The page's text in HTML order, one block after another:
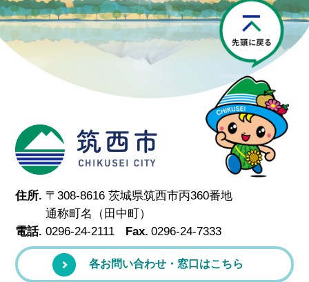
筑西市
住所. 〒308-8616 茨城県筑西市丙360番地
通称町名（田中町）
電話. 0296-24-2111 Fax. 0296-24-7333
各お問い合わせ・窓口はこちら